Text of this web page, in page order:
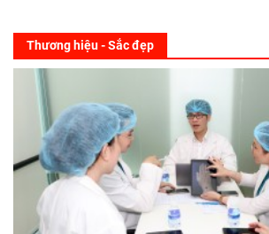
Thương hiệu - Sắc đẹp